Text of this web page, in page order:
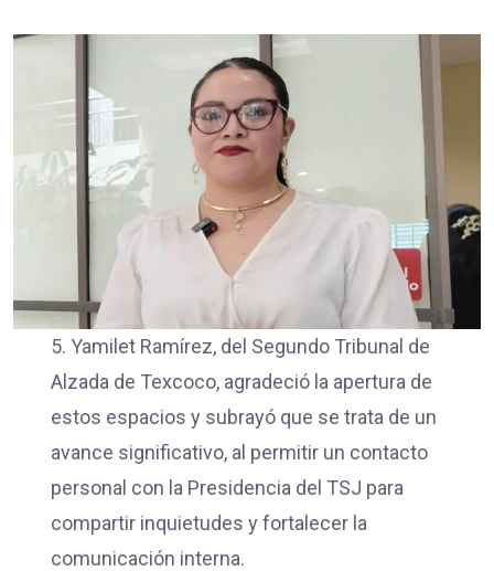
5. Yamilet Ramírez, del Segundo Tribunal de
Alzada de Texcoco, agradeció la apertura de
estos espacios y subrayó que se trata de un
avance significativo, al permitir un contacto
personal con la Presidencia del TSJ para
compartir inquietudes y fortalecer la
comunicación interna.